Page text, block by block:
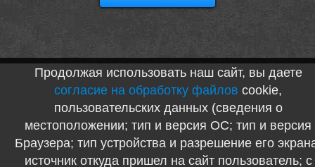
Продолжая использовать наш сайт, вы даете
согласие на обработку файлов cookie,
пользовательских данных (сведения о
местоположении; тип и версия ОС; тип и версия
Браузера; тип устройства и разрешение его
источник откуда пришел на сайт пользователь; с